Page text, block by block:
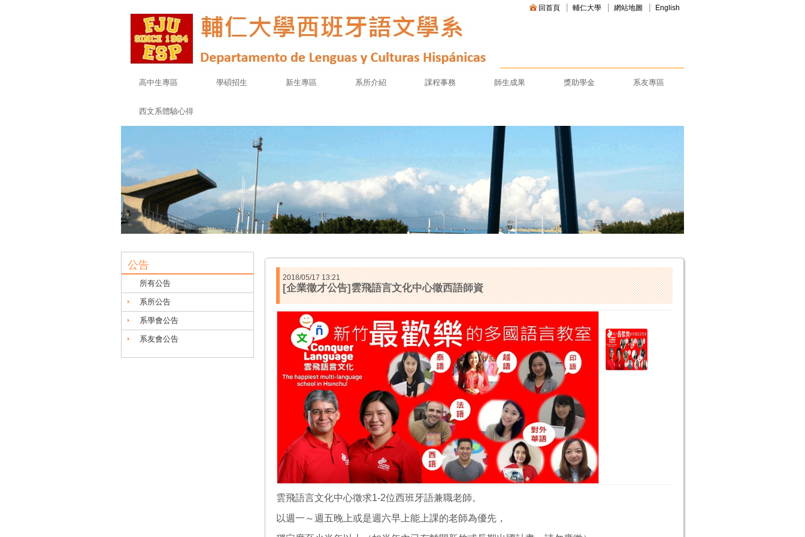
回首頁 輔仁大學 網站地圖 English
高中生專區 學碩招生 新生專區 系所介紹 課程事務 師生成果 獎助學金 系友專區
西文系體驗心得
公告
所有公告
系所公告
系學會公告
系友會公告
2018/05/17 13:21
[企業徵才公告]雲飛語言文化中心徵西語師資
雲飛語言文化中心徵求1-2位西班牙語兼職老師。
以週一～週五晚上或是週六早上能上課的老師為優先，